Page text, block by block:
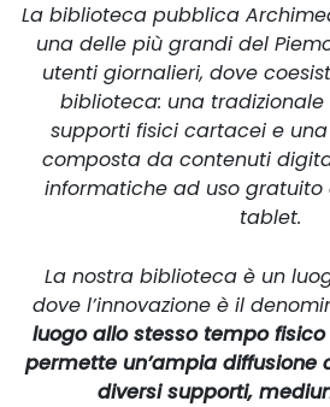
La biblioteca pubblica
una delle più grandi del
utenti giornalieri, dove
biblioteca: una
supporti fisici cartacei e
composta da contenuti
informatiche ad uso
tablet.
La nostra biblioteca è un
dove l’innovazione è il
luogo allo stesso tempo
permette un’ampia diffusione
diversi supporti,